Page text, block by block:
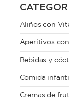
Aliños con
Aperitivos
Bebidas y
Comida
Cremas de